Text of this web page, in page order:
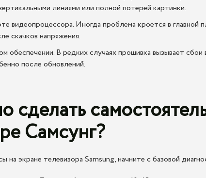
линиями или полной потерей картинки.
видеопроцессора. Иногда проблема кроется в главной
скачков напряжения.
обеспечении. В редких случаях прошивка вызывает
после обновлений.
сделать
Самсунг?
на экране телевизора Samsung, начните с базовой